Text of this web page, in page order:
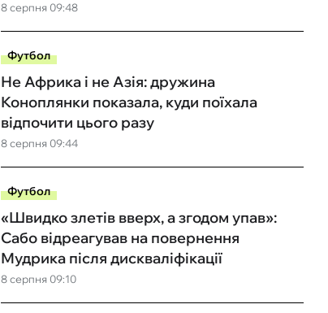
8 серпня 09:48
Футбол
8 серпня 09:44
Не Африка і не Азія: дружина
Коноплянки показала, куди поїхала
відпочити цього разу
Футбол
8 серпня 09:10
«Швидко злетів вверх, а згодом упав»:
Сабо відреагував на повернення
Мудрика після дискваліфікації